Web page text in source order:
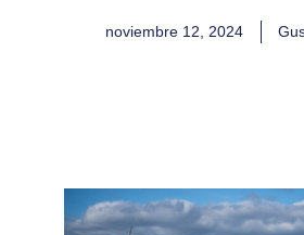
noviembre 12, 2024